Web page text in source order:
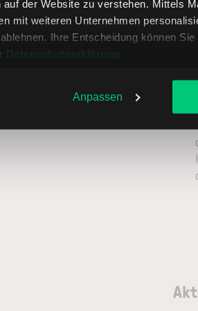
der Website zu verstehen. Mittels
mit weiteren Unternehmen
Ihre Entscheidung können
Datenschutzerklärung
Anpassen